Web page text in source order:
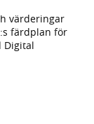
värderingar
färdplan för
Digital